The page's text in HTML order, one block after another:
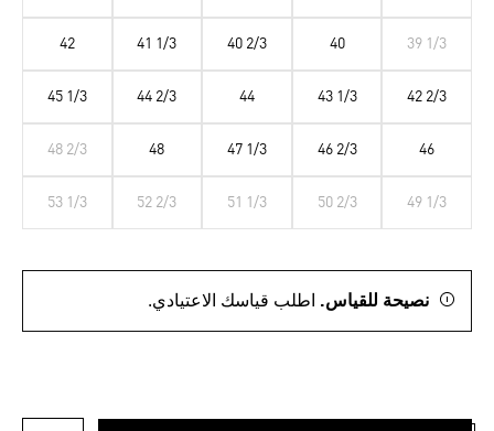
39 1/3
40
40 2/3
41 1/3
42
42 2/3
43 1/3
44
44 2/3
45 1/3
46
46 2/3
47 1/3
48
48 2/3
49 1/3
50 2/3
51 1/3
52 2/3
53 1/3
نصيحة للقياس. اطلب قياسك الاعتيادي.